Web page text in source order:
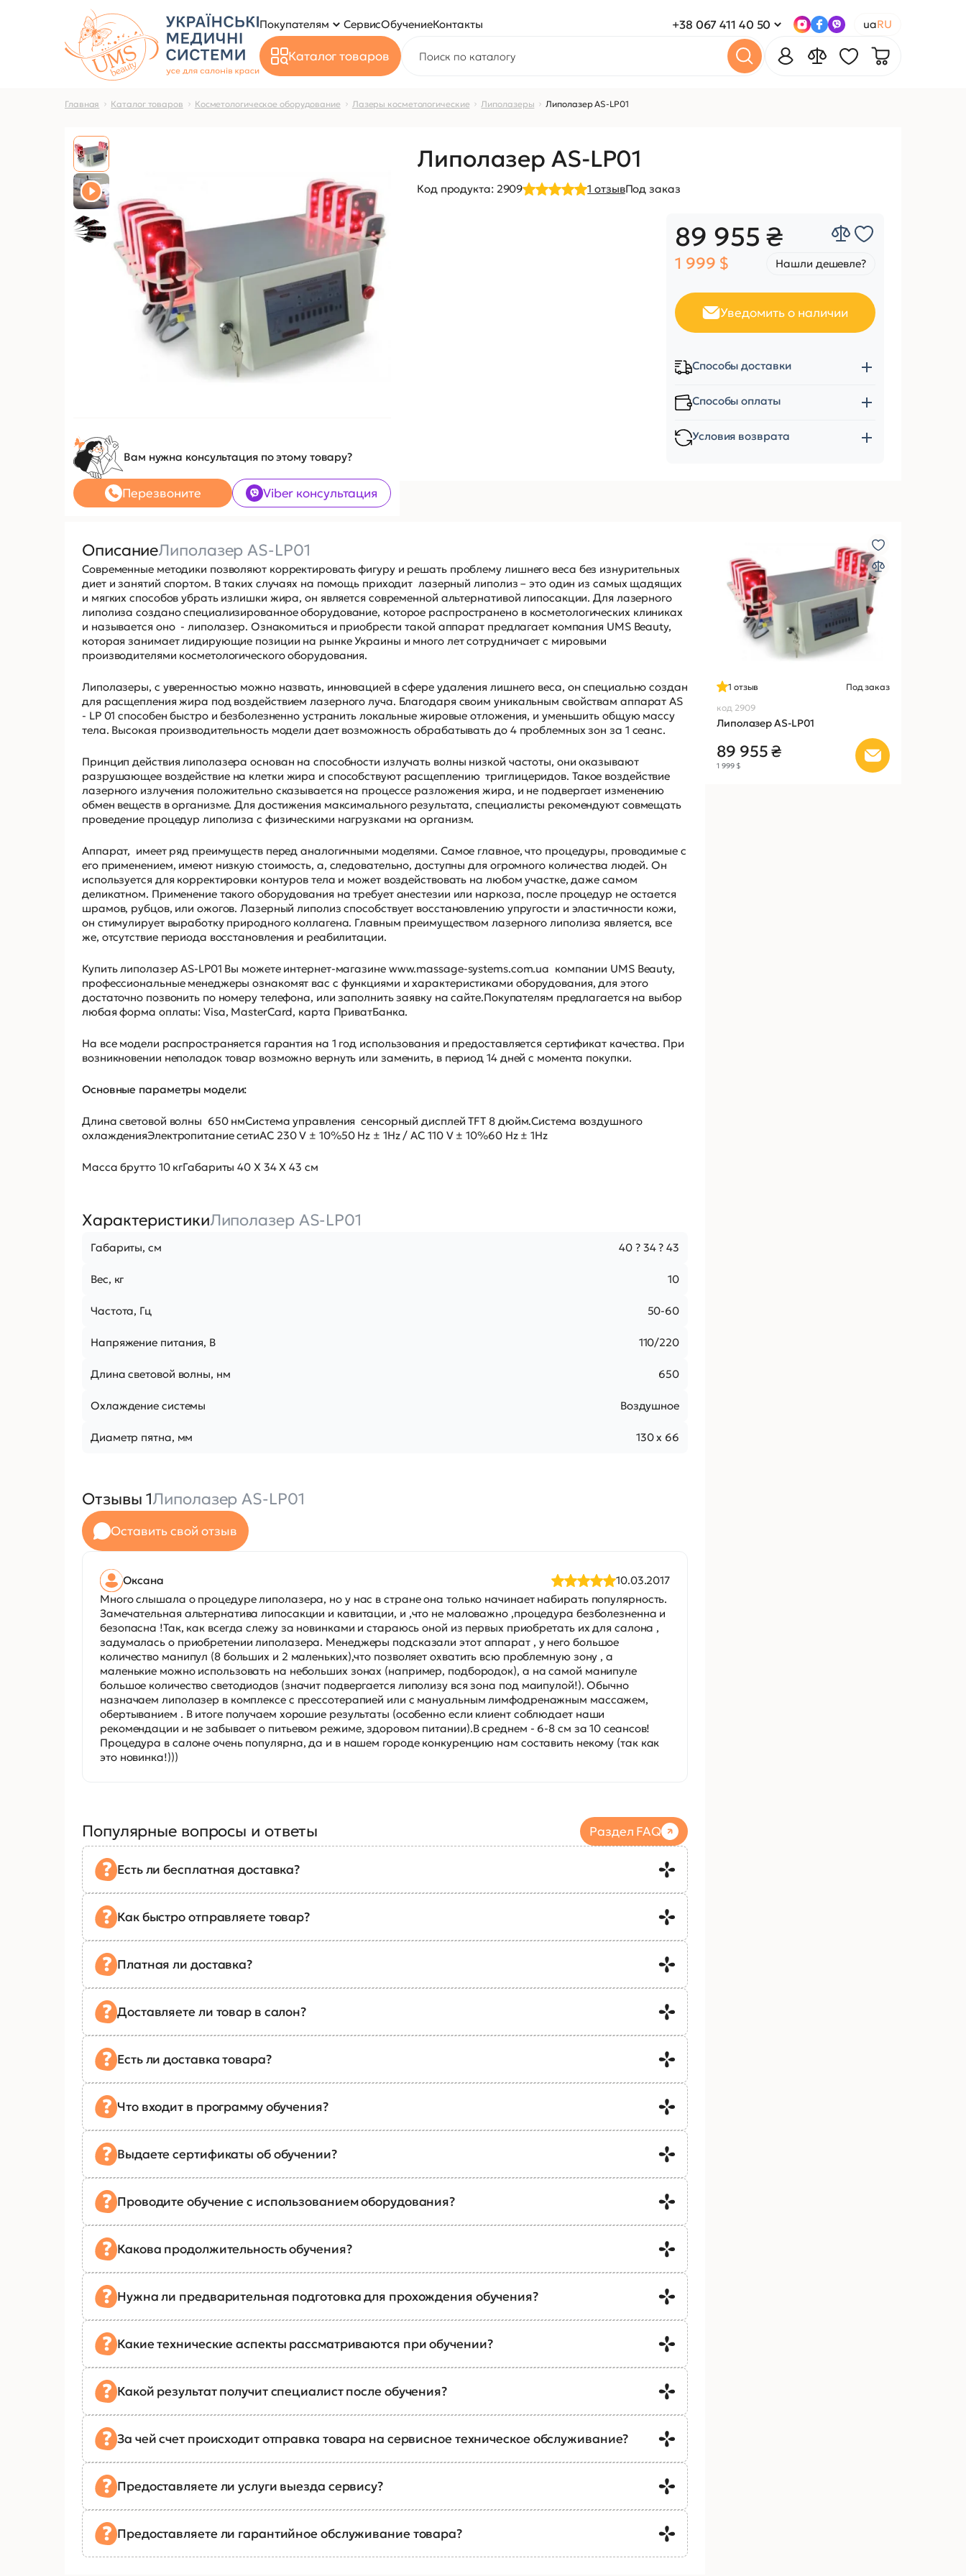
Покупателям СервисОбучениеКонтакты +38 067 411 40 50 uaRU
Каталог товаров
Главная Каталог товаров Косметологическое оборудование Лазеры косметологические Липолазеры Липолазер AS-LP01
Вам нужна консультация по этому товару?
Перезвоните Viber консультация
Липолазер AS-LP01
Код продукта: 2909 1отзывПод заказ
89 955 ₴
1 999 $ Нашли дешевле?
Уведомить о наличии
Способы доставки
Способы оплаты
Условия возврата
ОписаниеЛиполазер AS-LP01
Современные методики позволяют корректировать фигуру и решать проблему лишнего веса без изнурительных
диет и занятий спортом. В таких случаях на помощь приходит лазерный липолиз – это один из самых щадящих
и мягких способов убрать излишки жира, он является современной альтернативой липосакции. Для лазерного
липолиза создано специализированное оборудование, которое распространено в косметологических клиниках
и называется оно - липолазер. Ознакомиться и приобрести такой аппарат предлагает компания UMS Beauty,
которая занимает лидирующие позиции на рынке Украины и много лет сотрудничает с мировыми
производителями косметологического оборудования.
Липолазеры, с уверенностью можно назвать, инновацией в сфере удаления лишнего веса, он специально создан
для расщепления жира под воздействием лазерного луча. Благодаря своим уникальным свойствам аппарат AS
- LP 01 способен быстро и безболезненно устранить локальные жировые отложения, и уменьшить общую массу
тела. Высокая производительность модели дает возможность обрабатывать до 4 проблемных зон за 1 сеанс.
Принцип действия липолазера основан на способности излучать волны низкой частоты, они оказывают
разрушающее воздействие на клетки жира и способствуют расщеплению триглицеридов. Такое воздействие
лазерного излучения положительно сказывается на процессе разложения жира, и не подвергает изменению
обмен веществ в организме. Для достижения максимального результата, специалисты рекомендуют совмещать
проведение процедур липолиза с физическими нагрузками на организм.
Аппарат, имеет ряд преимуществ перед аналогичными моделями. Самое главное, что процедуры, проводимые с
его применением, имеют низкую стоимость, а, следовательно, доступны для огромного количества людей. Он
используется для корректировки контуров тела и может воздействовать на любом участке, даже самом
деликатном. Применение такого оборудования на требует анестезии или наркоза, после процедур не остается
шрамов, рубцов, или ожогов. Лазерный липолиз способствует восстановлению упругости и эластичности кожи,
он стимулирует выработку природного коллагена. Главным преимуществом лазерного липолиза является, все
же, отсутствие периода восстановления и реабилитации.
Купить липолазер AS-LP01 Вы можете интернет-магазине www.massage-systems.com.ua компании UMS Beauty,
профессиональные менеджеры ознакомят вас с функциями и характеристиками оборудования, для этого
достаточно позвонить по номеру телефона, или заполнить заявку на сайте.Покупателям предлагается на выбор
любая форма оплаты: Visa, MasterCard, карта ПриватБанка.
На все модели распространяется гарантия на 1 год использования и предоставляется сертификат качества. При
возникновении неполадок товар возможно вернуть или заменить, в период 14 дней с момента покупки.
Основные параметры модели:
Длина световой волны 650 нмСистема управления сенсорный дисплей TFT 8 дюйм.Система воздушного
охлажденияЭлектропитание сетиAC 230 V ± 10%50 Hz ± 1Hz / AC 110 V ± 10%60 Hz ± 1Hz
Масса брутто 10 кгГабариты 40 Х 34 Х 43 см
ХарактеристикиЛиполазер AS-LP01
Габариты, см 40 ? 34 ? 43
Вес, кг 10
Частота, Гц 50-60
Напряжение питания, В 110/220
Длина световой волны, нм 650
Охлаждение системы Воздушное
Диаметр пятна, мм 130 x 66
Отзывы 1Липолазер AS-LP01
Оставить свой отзыв
Оксана
10.03.2017
Много слышала о процедуре липолазера, но у нас в стране она только начинает набирать популярность.
Замечательная альтернатива липосакции и кавитации, и ,что не маловажно ,процедура безболезненна и
безопасна !Так, как всегда слежу за новинками и стараюсь оной из первых приобретать их для салона ,
задумалась о приобретении липолазера. Менеджеры подсказали этот аппарат , у него большое
количество манипул (8 больших и 2 маленьких),что позволяет охватить всю проблемную зону , а
маленькие можно использовать на небольших зонах (например, подбородок), а на самой манипуле
большое количество светодиодов (значит подвергается липолизу вся зона под маипулой!). Обычно
назначаем липолазер в комплексе с прессотерапией или с мануальным лимфодренажным массажем,
обертыванием . В итоге получаем хорошие результаты (особенно если клиент соблюдает наши
рекомендации и не забывает о питьевом режиме, здоровом питании).В среднем - 6-8 см за 10 сеансов!
Процедура в салоне очень популярна, да и в нашем городе конкуренцию нам составить некому (так как
это новинка!)))
Популярные вопросы и ответы Раздел FAQ
Есть ли бесплатная доставка?
Как быстро отправляете товар?
Платная ли доставка?
Доставляете ли товар в салон?
Есть ли доставка товара?
Что входит в программу обучения?
Выдаете сертификаты об обучении?
Проводите обучение с использованием оборудования?
Какова продолжительность обучения?
Нужна ли предварительная подготовка для прохождения обучения?
Какие технические аспекты рассматриваются при обучении?
Какой результат получит специалист после обучения?
За чей счет происходит отправка товара на сервисное техническое обслуживание?
Предоставляете ли услуги выезда сервису?
Предоставляете ли гарантийное обслуживание товара?
1 отзыв
Под заказ
код 2909
Липолазер AS-LP01
89 955 ₴
1 999 $